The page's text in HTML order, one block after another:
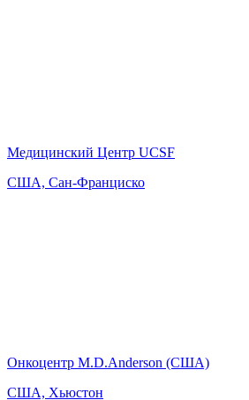
Медицинский Центр UCSF
США, Сан-Франциско
Онкоцентр M.D.Anderson (США)
США, Хьюстон